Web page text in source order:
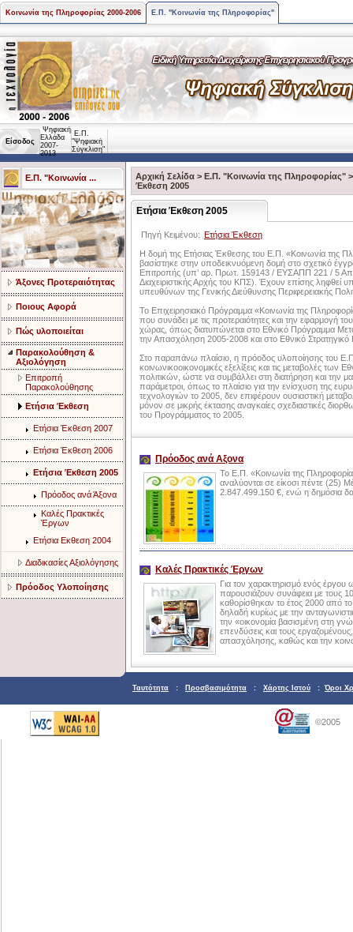
Κοινωνία της Πληροφορίας 2000-2006 Ε.Π. "Κοινωνία της Πληροφορίας"
Είσοδος
Ψηφιακή
Ελλάδα
2007-
2013
Ε.Π.
"Ψηφιακή
Σύγκλιση"
Ε.Π. "Κοινωνία ...
Άξονες Προτεραιότητας
Ποιους Αφορά
Πώς υλοποιείται
Παρακολούθηση &
Αξιολόγηση
Επιτροπή
Παρακολούθησης
Ετήσια Έκθεση
Ετήσια Έκθεση 2007
Ετήσια Έκθεση 2006
Ετήσια Έκθεση 2005
Πρόοδος ανά Άξονα
Καλές Πρακτικές
Έργων
Ετήσια Εκθεση 2004
Διαδικασίες Αξιολόγησης
Πρόοδος Υλοποίησης
Αρχική Σελίδα > Ε.Π. "Κοινωνία της Πληροφορίας"
Έκθεση 2005
Ετήσια Έκθεση 2005
Πηγή Κειμένου: Ετήσια Έκθεση
Η δομή της Ετήσιας Έκθεσης του Ε.Π. «Κοινωνία της
βασίστηκε στην υποδεικνυόμενη δομή στο σχετικό
Επιτροπής (υπ’ αρ. Πρωτ. 159143 / ΕΥΣΑΠΠ 221 / 5
Διαχειριστικής Αρχής του ΚΠΣ). Έχουν επίσης ληφθεί
υπευθύνων της Γενικής Διεύθυνσης Περιφερειακής
Το Επιχειρησιακό Πρόγραμμα «Κοινωνία της
που συνάδει με τις προτεραιότητες και την εφαρμογή
χώρας, όπως διατυπώνεται στο Εθνικό Πρόγραμμα
την Απασχόληση 2005-2008 και στο Εθνικό
Στο παραπάνω πλαίσιο, η πρόοδος υλοποίησης του
κοινωνικοοικονομικές εξελίξεις και τις μεταβολές
πολιτικών, ώστε να συμβάλλει στη διατήρηση και την
παράμετροι, όπως το πλαίσιο για την ενίσχυση της
τεχνολογιών το 2005, δεν επιφέρουν ουσιαστική
μόνον σε μικρής έκτασης αναγκαίες σχεδιαστικές
του Προγράμματος το 2005.
Πρόοδος ανά Αξονα
Το Ε.Π. «Κοινωνία της
αναλύονται σε είκοσι πέντε (25)
2.847.499.150 €, ενώ η δημόσια
Καλές Πρακτικές Έργων
Για τον χαρακτηρισμό ενός έργου
παρουσιάζουν συνάφεια με τους
καθορίσθηκαν το έτος 2000 από
δηλαδή κυρίως με την
την «οικονομία βασισμένη στη
επενδύσεις και τους
απασχόλησης, καθώς και την
Ταυτότητα : Προσβασιμότητα : Χάρτης Ιστού : Όροι
©2005